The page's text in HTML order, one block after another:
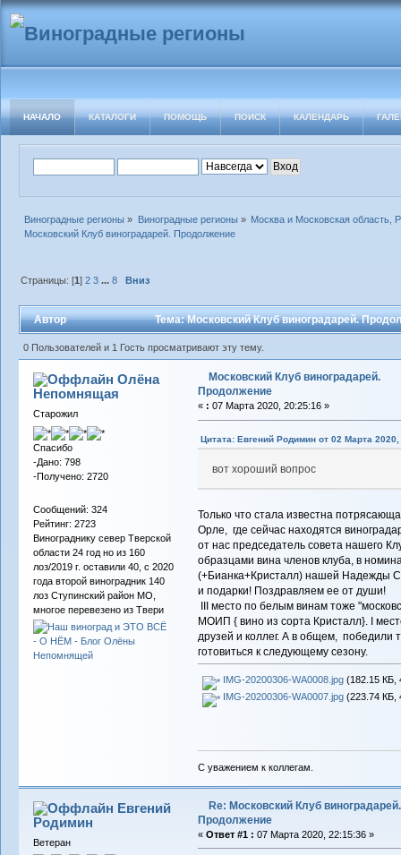
НАЧАЛО КАТАЛОГИ ПОМОЩЬ ПОИСК КАЛЕНДАРЬ
Виноградные регионы » Виноградные регионы » Москва и Московская область,
Московский Клуб виноградарей. Продолжение
Страницы: [1]2 3 ...8 Вниз
Автор Тема: Московский Клуб виноградарей.
0 Пользователей и 1 Гость просматривают эту тему.
Олёна
Непомнящая
Старожил
Спасибо
-Дано: 798
-Получено: 2720
Сообщений: 324
Рейтинг: 2723
Винограднику север Тверской
области 24 год но из 160
лоз/2019 г. оставили 40, с 2020
года второй виноградник 140
лоз Ступинский район МО,
многое перевезено из Твери
Московский Клуб виноградарей.
Продолжение
« : 07 Марта 2020, 20:25:16 »
Цитата: Евгений Родимин от 02 Марта
вот хороший вопрос
Только что стала известна
Орле, где сейчас находятся
от нас председатель совета нашего
образцами вина членов клуба, в
(+Бианка+Кристалл) нашей Надежды
и подарки! Поздравляем ее от души!
III место по белым винам тоже
МОИП { вино из сорта Кристалл}. I
друзей и коллег. А в общем, победили
готовиться к следующему сезону.
IMG-20200306-WA0008.jpg(182.15 КБ,
IMG-20200306-WA0007.jpg(223.74 КБ,
С уважением к коллегам.
Евгений
Родимин
Ветеран
Re: Московский Клуб виноградарей.
Продолжение
« Ответ #1 : 07 Марта 2020, 22:15:36 »